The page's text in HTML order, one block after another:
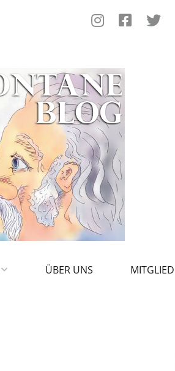
ÜBER UNS